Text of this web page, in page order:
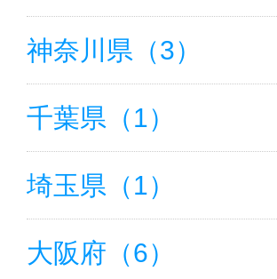
神奈川県（3）
千葉県（1）
埼玉県（1）
大阪府（6）